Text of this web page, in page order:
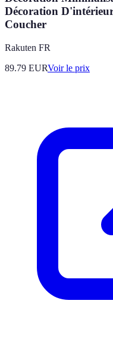
Décoration
Coucher
Rakuten FR
89.79 EURVoir le prix